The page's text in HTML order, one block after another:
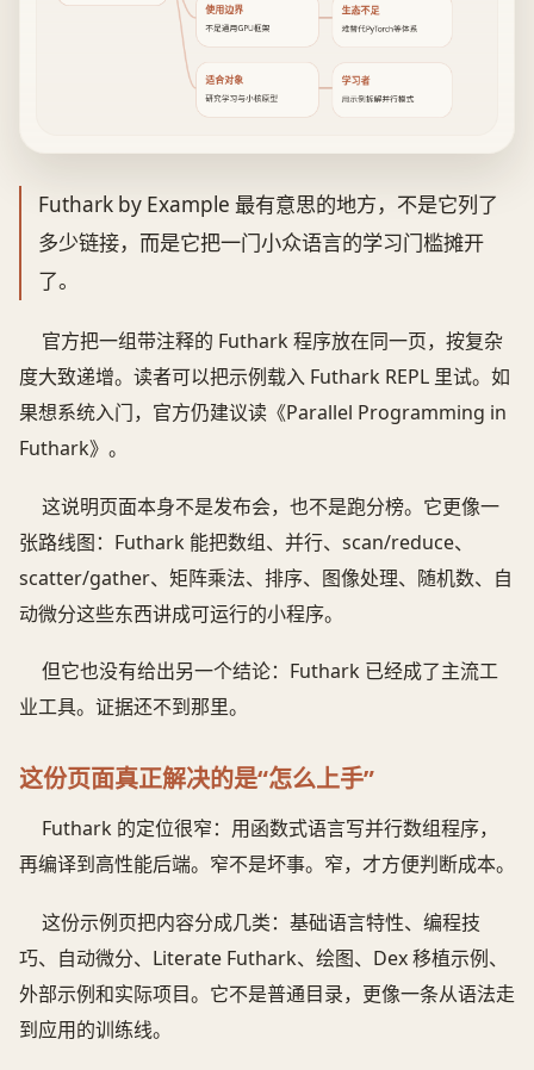
使用边界
不是通用GPU框架
生态不足
难替代PyTorch等体系
适合对象
研究学习与小核原型
学习者
用示例拆解并行模式
Futhark by Example 最有意思的地方，不是它列了
多少链接，而是它把一门小众语言的学习门槛摊开
了。
官方把一组带注释的 Futhark 程序放在同一页，按复杂
度大致递增。读者可以把示例载入 Futhark REPL 里试。如
果想系统入门，官方仍建议读《Parallel Programming in
Futhark》。
这说明页面本身不是发布会，也不是跑分榜。它更像一
张路线图：Futhark 能把数组、并行、scan/reduce、
scatter/gather、矩阵乘法、排序、图像处理、随机数、自
动微分这些东西讲成可运行的小程序。
但它也没有给出另一个结论：Futhark 已经成了主流工
业工具。证据还不到那里。
这份页面真正解决的是“怎么上手”
Futhark 的定位很窄：用函数式语言写并行数组程序，
再编译到高性能后端。窄不是坏事。窄，才方便判断成本。
这份示例页把内容分成几类：基础语言特性、编程技
巧、自动微分、Literate Futhark、绘图、Dex 移植示例、
外部示例和实际项目。它不是普通目录，更像一条从语法走
到应用的训练线。